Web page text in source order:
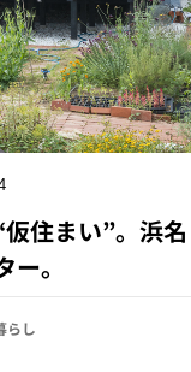
住まい”。浜名
。
らし